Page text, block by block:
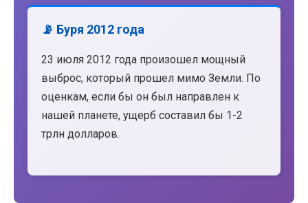
📡 Буря 2012 года
23 июля 2012 года произошел мощный
выброс, который прошел мимо Земли. По
оценкам, если бы он был направлен к
нашей планете, ущерб составил бы 1-2
трлн долларов.